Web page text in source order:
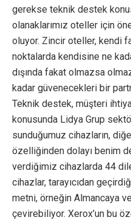
gerekse teknik destek
olanaklarımız oteller için
oluyor. Zincir oteller, kendi
noktalarda kendisine ne
dışında fakat olmazsa
kadar güvenecekleri bir
Teknik destek, müşteri
konusunda Lidya Grup
sunduğumuz cihazların,
özelliğinden dolayı benim
verdiğimiz cihazlarda 44
cihazlar, tarayıcıdan
metni, örneğin Almancaya
çevirebiliyor. Xerox’un bu